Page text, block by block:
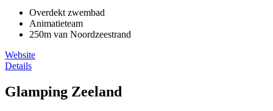
Overdekt zwembad
Animatieteam
250m van Noordzeestrand
Website
Details
Glamping Zeeland